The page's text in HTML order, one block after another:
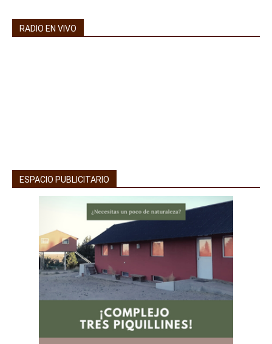
RADIO EN VIVO
ESPACIO PUBLICITARIO